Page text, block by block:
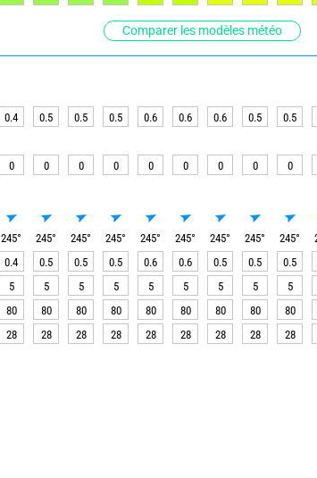
Comparer les modèles météo
0.4 0.5 0.5 0.5 0.6 0.6 0.6 0.5 0.5
0 0 0 0 0 0 0 0 0
245° 245° 245° 245° 245° 245° 245° 245° 245°
0.4 0.5 0.5 0.5 0.6 0.6 0.5 0.5 0.5
5 5 5 5 5 5 5 5 5
80 80 80 80 80 80 80 80 80
28 28 28 28 28 28 28 28 28